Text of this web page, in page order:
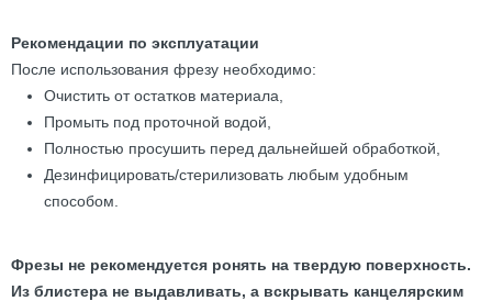
Рекомендации по эксплуатации
После использования фрезу необходимо:
Очистить от остатков материала,
Промыть под проточной водой,
Полностью просушить перед дальнейшей обработкой,
Дезинфицировать/стерилизовать любым удобным
способом.
Фрезы не рекомендуется ронять на твердую поверхность.
Из блистера не выдавливать, а вскрывать канцелярским